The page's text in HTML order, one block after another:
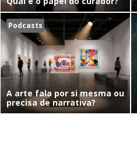
Podcasts
A arte fala por si mesma ou
precisa de narrativa?